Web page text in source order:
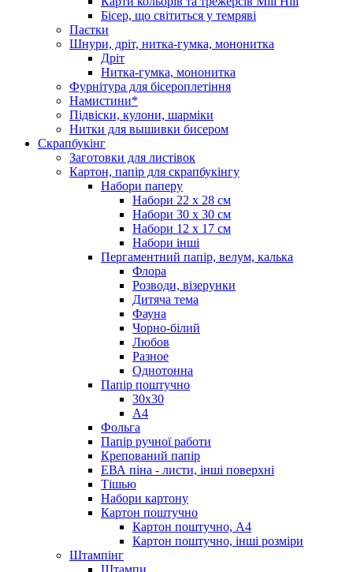
Бісер, що світиться у темряві
Паєтки
Шнури, дріт, нитка-гумка, мононитка
Дріт
Нитка-гумка, мононитка
Фурнітура для бісероплетіння
Намистини*
Підвіски, кулони, шарміки
Нитки для вышивки бисером
Скрапбукінг
Заготовки для листівок
Картон, папір для скрапбукінгу
Набори паперу
Набори 22 х 28 см
Набори 30 х 30 см
Набори 12 х 17 см
Набори інші
Пергаментний папір, велум, калька
Флора
Розводи, візерунки
Дитяча тема
Фауна
Чорно-білий
Любов
Разное
Однотонна
Папір поштучно
30х30
А4
Фольга
Папір ручної работи
Крепований папір
ЕВА піна - листи, інші поверхні
Тішью
Набори картону
Картон поштучно
Картон поштучно, А4
Картон поштучно, інші розміри
Штампінг
Штампи